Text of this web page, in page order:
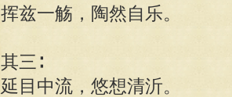
挥兹一觞，陶然自乐。
其三∶
延目中流，悠想清沂。